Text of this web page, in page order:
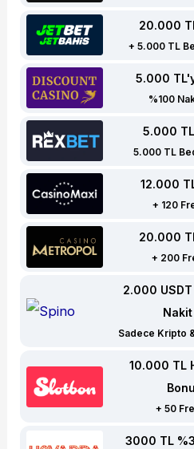
20.000
+ 5.000 TL
5.000
%100
5.000
5.000 TL
12.000
+ 120
20.000
+ 200
2.000
Sadece Kripto
10.000 TL
+ 50
3000 TL